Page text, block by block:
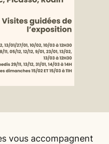
vous accompagnent